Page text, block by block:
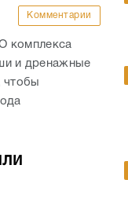
Комментарии
комплекса
и дренажные
чтобы